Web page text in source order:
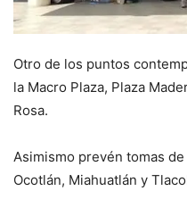
Otro de los puntos
la Macro Plaza, Plaza
Rosa.
Asimismo prevén tomas
Ocotlán, Miahuatlán y